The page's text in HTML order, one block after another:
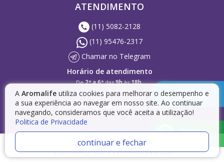
A Aromalife utiliza cookies para melhorar o desempenho e
a sua experiência ao navegar em nosso site. Ao continuar
navegando, consideramos que você aceita a utilização!
Politica de Privacidade
continuar e fechar
chamar no
Telegram
chamar no
WhatsApp
ATENDIMENTO
(11) 5082-2128
(11) 95476-2317
Chamar no Telegram
Horário de atendimento
De2ª a 6ªdas9hàs18h.
Horário de Brasília
atendimento@aromalife.com.br
FORMAS DE PAGAMENTOS